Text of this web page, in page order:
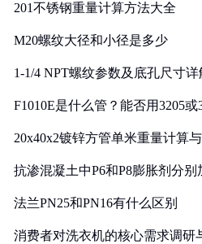
201不锈钢重量计算方法大全
M20螺纹大径和小径是多少
1-1/4 NPT螺纹参数及底孔尺寸详
F1010E是什么管？能否用3205或
20x40x2镀锌方管单米重量计算
抗渗混凝土中P6和P8膨胀剂分别
法兰PN25和PN16有什么区别
消费者对洗衣机的核心需求调研